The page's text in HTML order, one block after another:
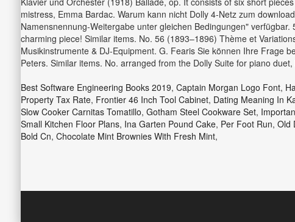
mistress, Emma Bardac. Warum kann nicht Dolly 4-Netz zum
Namensnennung-Weitergabe unter gleichen Bedingungen"
charming piece! Similar items. No. 56 (1893–1896) Thème et
Musikinstrumente & DJ-Equipment. G. Fearis Sie können Ihre Frage
Peters. Similar items. No. arranged from the Dolly Suite for piano
Best Software Engineering Books 2019, Captain Morgan Logo Font,
Property Tax Rate, Frontier 46 Inch Tool Cabinet, Dating Meaning In
Slow Cooker Carnitas Tomatillo, Gotham Steel Cookware Set,
Small Kitchen Floor Plans, Ina Garten Pound Cake, Per Foot Run, Old
Bold Cn, Chocolate Mint Brownies With Fresh Mint,